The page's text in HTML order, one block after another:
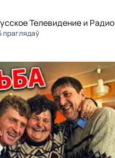
Телевидение и Радио
праглядаў